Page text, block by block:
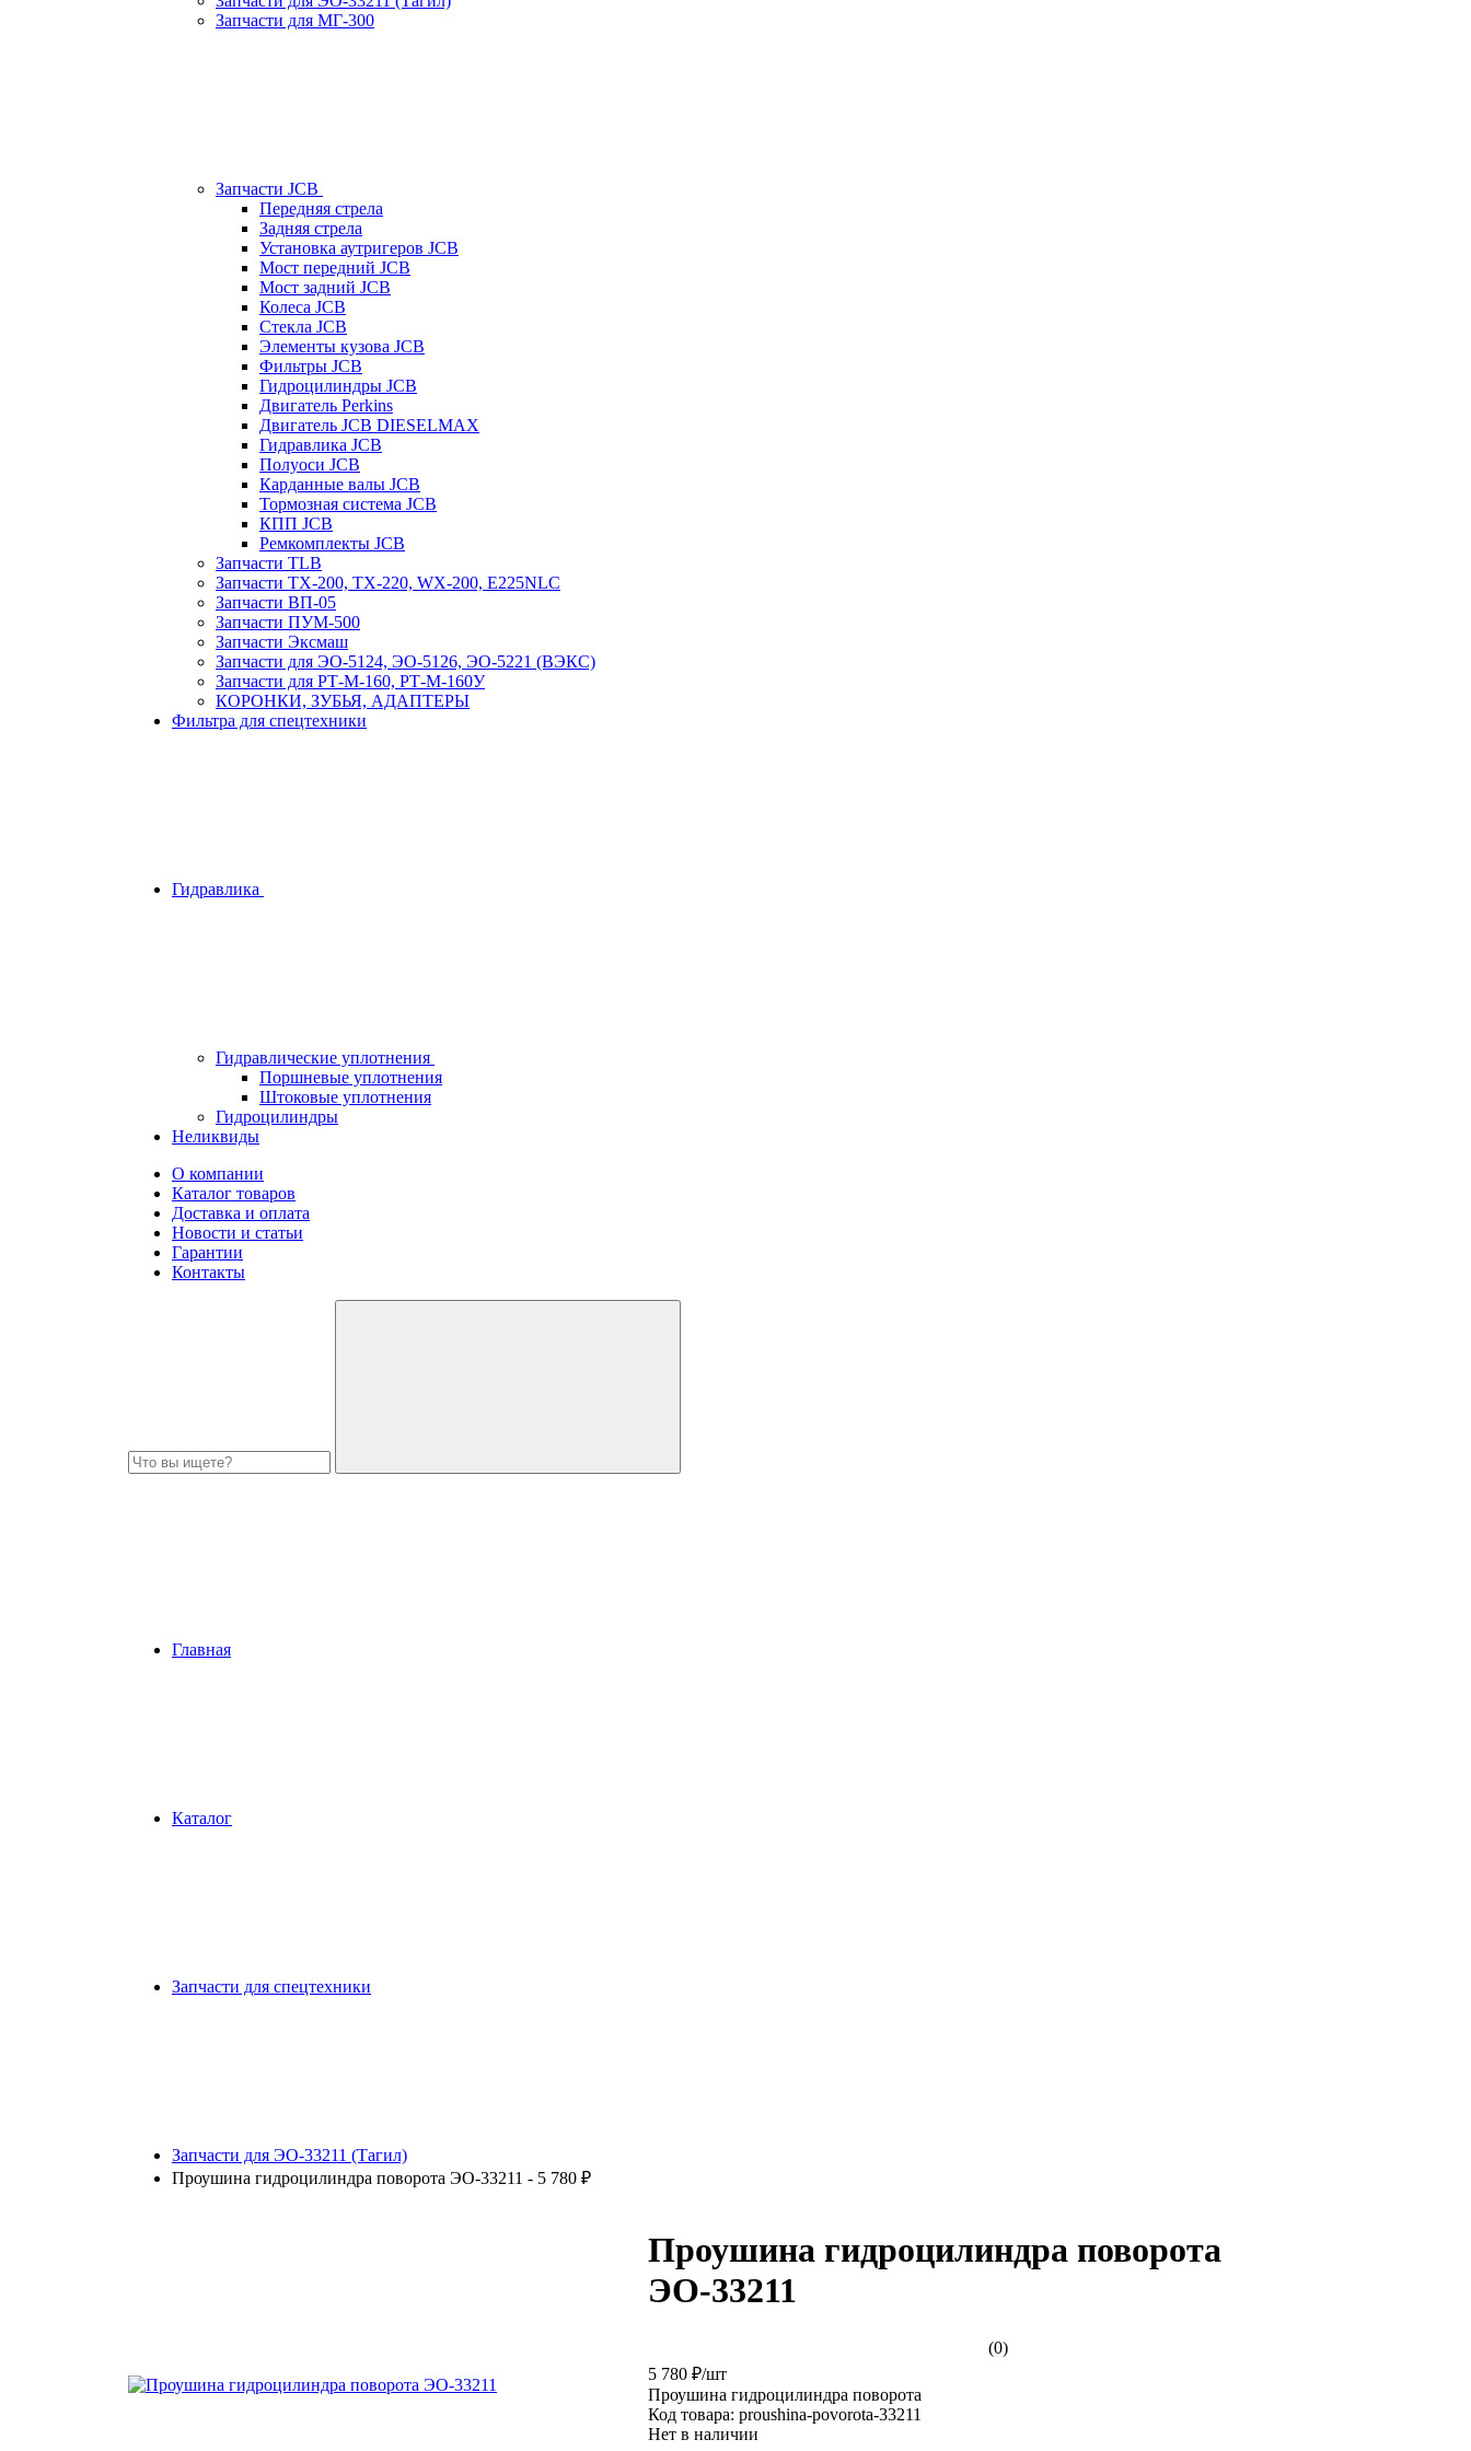
Запчасти для МГ-300
Запчасти JCB
Передняя стрела
Задняя стрела
Установка аутригеров JCB
Мост передний JCB
Мост задний JCB
Колеса JCB
Стекла JCB
Элементы кузова JCB
Фильтры JCB
Гидроцилиндры JCB
Двигатель Perkins
Двигатель JCB DIESELMAX
Гидравлика JCB
Полуоси JCB
Карданные валы JCB
Тормозная система JCB
КПП JCB
Ремкомплекты JCB
Запчасти TLB
Запчасти TX-200, TX-220, WX-200, E225NLC
Запчасти ВП-05
Запчасти ПУМ-500
Запчасти Эксмаш
Запчасти для ЭО-5124, ЭО-5126, ЭО-5221 (ВЭКС)
Запчасти для РТ-М-160, РТ-М-160У
КОРОНКИ, ЗУБЬЯ, АДАПТЕРЫ
Фильтра для спецтехники
Гидравлика
Гидравлические уплотнения
Поршневые уплотнения
Штоковые уплотнения
Гидроцилиндры
Неликвиды
О компании
Каталог товаров
Доставка и оплата
Новости и статьи
Гарантии
Контакты
Главная
Каталог
Запчасти для спецтехники
Запчасти для ЭО-33211 (Тагил)
Проушина гидроцилиндра поворота ЭО-33211 - 5 780 ₽
Проушина гидроцилиндра поворота
ЭО-33211
(0)
5 780 ₽/шт
Проушина гидроцилиндра поворота
Код товара: proushina-povorota-33211
Нет в наличии